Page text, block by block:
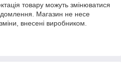
товару можуть змінюватися
Магазин не несе
внесені виробником.